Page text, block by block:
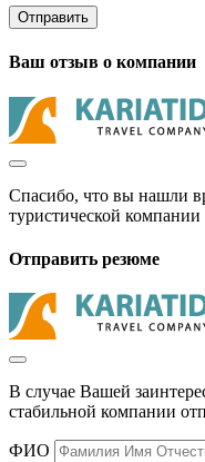
Отправить
Ваш отзыв о компании
Спасибо, что вы нашли
туристической
Отправить резюме
В случае Вашей
стабильной компании
ФИО